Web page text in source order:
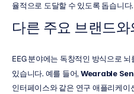
율적으로 도달할 수 있도록 돕습니다.
다른 주요 브랜드와
EEG 분야에는 독창적인 방식으로
있습니다. 예를 들어, Wearable
인터페이스와 같은 연구 애플리케이